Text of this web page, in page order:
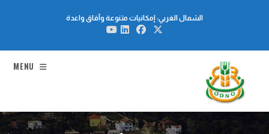
الشمال الغربي: إمكانيات متنوعة وآفاق واعدة
MENU